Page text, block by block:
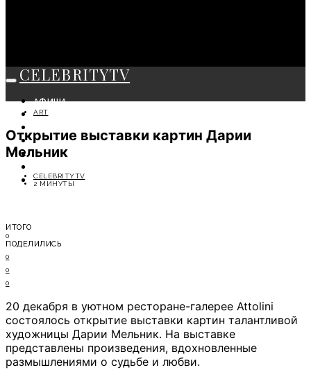
CELEBRITYTV
АФИША
СОБЫТИЯ
МОДА
ЛИЧНОСТЬ
СОВЕТЫ ЭКСПЕРТОВ
ART
Открытие выставки картин Дарии
Мельник
CELEBRITYTV
2 МИНУТЫ
ИТОГО
0
ПОДЕЛИЛИСЬ
0
0
0
20 декабря в уютном ресторане-галерее Attolini
состоялось открытие выставки картин талантливой
художницы Дарии Мельник. На выставке
представлены произведения, вдохновленные
размышлениями о судьбе и любви.